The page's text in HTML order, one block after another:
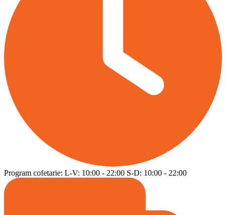
Program cofetarie: L-V: 10:00 - 22:00 S-D: 10:00 - 22:00